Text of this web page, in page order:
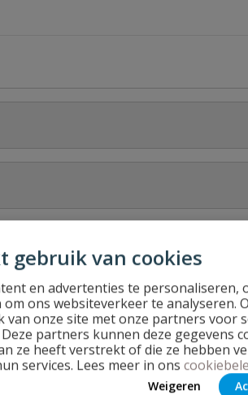
gebruik van cookies
en advertenties te personaliseren,
ons websiteverkeer te analyseren.
onze site met onze partners voor
partners kunnen deze gegevens
ze heeft verstrekt of die ze hebben
services. Lees meer in ons
Weigeren
Stel jouw